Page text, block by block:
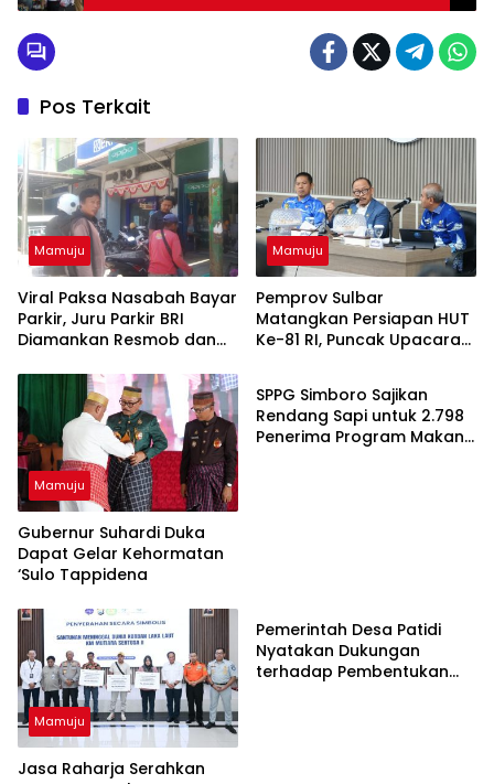
Pos Terkait
Mamuju
Viral Paksa Nasabah Bayar
Parkir, Juru Parkir BRI
Diamankan Resmob dan
Mamuju
Pemprov Sulbar
Matangkan Persiapan HUT
Ke-81 RI, Puncak Upacara
Mamuju
Gubernur Suhardi Duka
Dapat Gelar Kehormatan
‘Sulo Tappidena
Mamuju
SPPG Simboro Sajikan
Rendang Sapi untuk 2.798
Penerima Program Makan
Mamuju
Jasa Raharja Serahkan
Pemerintah Desa Patidi
Nyatakan Dukungan
terhadap Pembentukan